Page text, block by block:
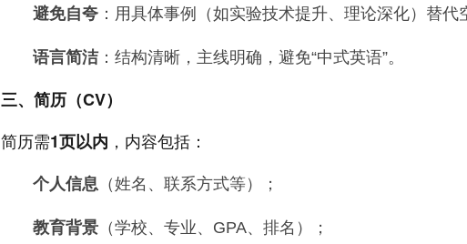
避免自夸 ：用具体事例（如实验技术提升、理论深化）替代
语言简洁：结构清晰，主线明确，避免“中式英语”。
三、简历（CV）
简历需1页以内 ，内容包括：
个人信息 （姓名、联系方式等）；
教育背景 （学校、专业、GPA、排名）；